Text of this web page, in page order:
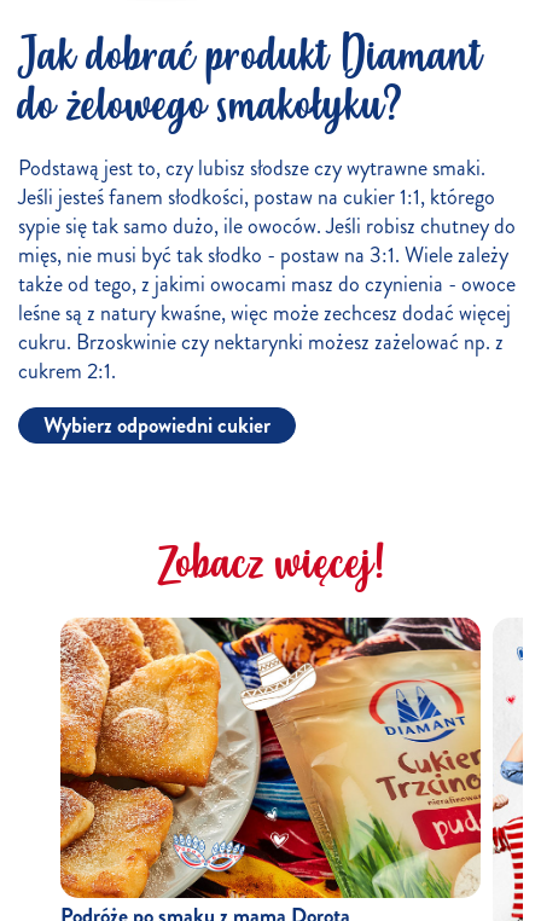
Jak dobrać produkt Diamant
do żelowego smakołyku?
Podstawą jest to, czy lubisz słodsze czy wytrawne smaki.
Jeśli jesteś fanem słodkości, postaw na cukier 1:1, którego
sypie się tak samo dużo, ile owoców. Jeśli robisz chutney do
mięs, nie musi być tak słodko - postaw na 3:1. Wiele zależy
także od tego, z jakimi owocami masz do czynienia - owoce
leśne są z natury kwaśne, więc może zechcesz dodać więcej
cukru. Brzoskwinie czy nektarynki możesz zażelować np. z
cukrem 2:1.
Wybierz odpowiedni cukier
Zobacz więcej!